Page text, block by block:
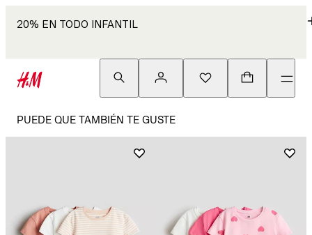
20% EN TODO INFANTIL
PUEDE QUE TAMBIÉN TE GUSTE